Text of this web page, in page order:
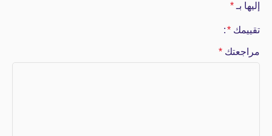
إليها بـ *
تقييمك *
مراجعتك *